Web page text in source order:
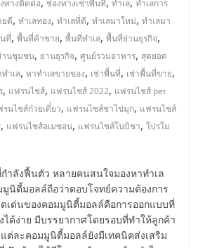
ทางติดต่อ ช่องทางเช่าพื้นที่ ทำเล ทำเลการ
ยดี,ทำเลทอง,ทำเลที่ดี,ทำเลมาใหม่,ทำเลมา
ที่,พื้นที่ค้าขาย,พื้นที่ทำเล,พื้นที่ย่านธุรกิจ,
านชุมชน, ย่านธุรกิจ,ศูนย์รวมอาหาร, สุดยอด
ำเล,หาทำเลขายของ, เช่าพื้นที่, เช่าพื้นที่ขาย,
, แฟรนไชส์, แฟรนไชส์ 2022, แฟรนไชส์ pet
รนไชส์ก๋วยเตี๋ยว, แฟรนไชส์ชาไข่มุก, แฟรนไชส์
, แฟรนไชส์อเมซอน, แฟรนไชส์โนบิชา,โปรโม
ำลังฟื้นตัว หลายคนสนใจมองหาทำเล
นิตี้มอลล์ถือว่าตอบโจทย์ความต้องการ
เด่นของคอมมูนิตี้มอลล์คือการออกแบบที่
ด้ง่าย มีบรรยากาศโดยรอบที่ทำให้ลูกค้า
ต่ละคอมมูนิตี้มอลล์ยังมีเทคนิคส่งเสริม